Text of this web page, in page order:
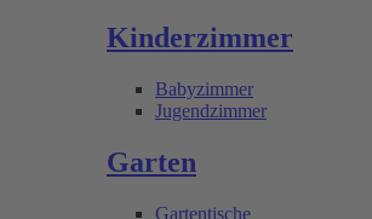
Kinderzimmer
Babyzimmer
Jugendzimmer
Garten
Gartentische